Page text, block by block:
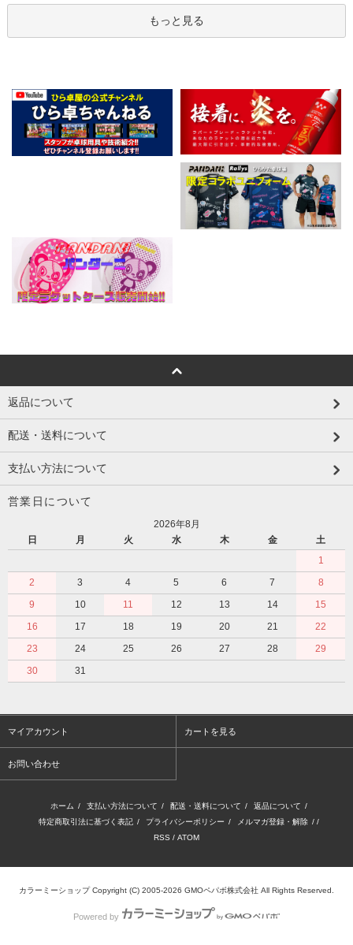
もっと見る
返品について
配送・送料について
支払い方法について
営業日について
2026年8月
日
月 火 水 木 金
土
1
2
3 4 5 6 7
8
9
10 11 12 13 14
15
16
17 18 19 20 21
22
23
24 25 26 27 28
29
30
31
マイアカウント カートを見る
お問い合わせ
ホーム / 支払い方法について / 配送・送料について / 返品について /
特定商取引法に基づく表記 / プライバシーポリシー / メルマガ登録・解除 / /
RSS / ATOM
カラーミーショップCopyright (C) 2005-2026 GMOペパボ株式会社 All Rights Reserved.
Powered by